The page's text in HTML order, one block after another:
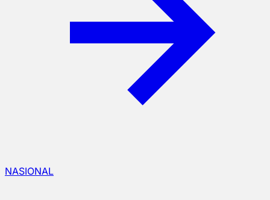
NASIONAL